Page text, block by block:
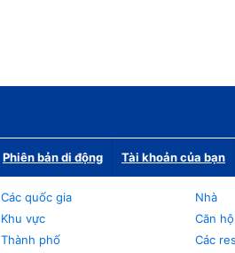
Phiên bản di động Tài khoản của bạn
Các quốc gia
Khu vực
Thành phố
Nhà
Căn hộ
Các